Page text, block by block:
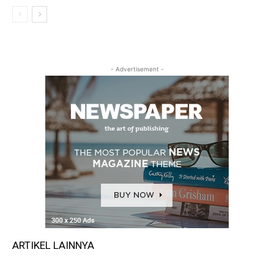
- Advertisement -
ARTIKEL LAINNYA